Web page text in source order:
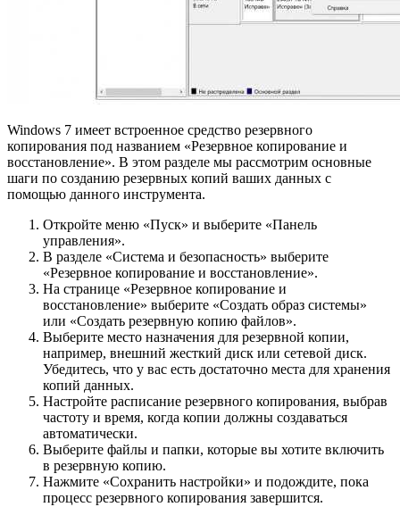
Windows 7 имеет встроенное средство резервного
копирования под названием «Резервное копирование и
восстановление». В этом разделе мы рассмотрим основные
шаги по созданию резервных копий ваших данных с
помощью данного инструмента.
Откройте меню «Пуск» и выберите «Панель
управления».
В разделе «Система и безопасность» выберите
«Резервное копирование и восстановление».
На странице «Резервное копирование и
восстановление» выберите «Создать образ системы»
или «Создать резервную копию файлов».
Выберите место назначения для резервной копии,
например, внешний жесткий диск или сетевой диск.
Убедитесь, что у вас есть достаточно места для хранения
копий данных.
Настройте расписание резервного копирования, выбрав
частоту и время, когда копии должны создаваться
автоматически.
Выберите файлы и папки, которые вы хотите включить
в резервную копию.
Нажмите «Сохранить настройки» и подождите, пока
процесс резервного копирования завершится.